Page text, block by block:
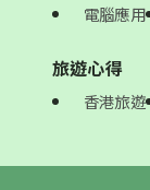
電腦應用
旅遊心得
香港旅遊